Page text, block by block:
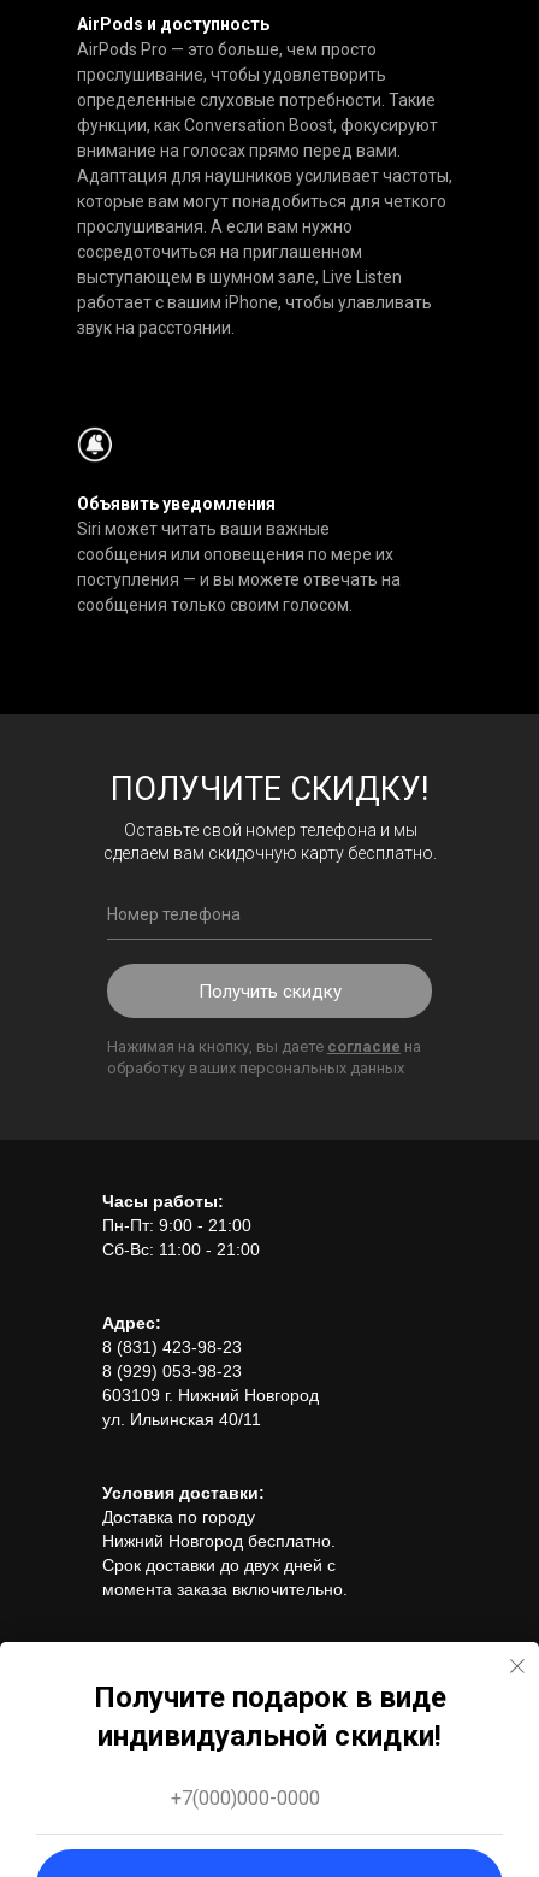
AirPods и доступность
AirPods Pro — это больше, чем просто
прослушивание, чтобы удовлетворить
определенные слуховые потребности. Такие
функции, как Conversation Boost, фокусируют
внимание на голосах прямо перед вами.
Адаптация для наушников усиливает частоты,
которые вам могут понадобиться для четкого
прослушивания. А если вам нужно
сосредоточиться на приглашенном
выступающем в шумном зале, Live Listen
работает с вашим iPhone, чтобы улавливать
звук на расстоянии.
Объявить уведомления
Siri может читать ваши важные
сообщения или оповещения по мере их
поступления — и вы можете отвечать на
сообщения только своим голосом.
Получите подарок в виде
индивидуальной скидки!
+7(000)000-0000
информацию и файлы cookies пользователей
для функционирования и повышения качества
ПОЛУЧИТЕ СКИДКУ!
Оставьте свой номер телефона и мы
сделаем вам скидочную карту бесплатно.
Нажимая на кнопку, вы даете согласие на
обработку ваших персональных данных
Получить скидку
Часы работы:
Пн-Пт: 9:00 - 21:00
Сб-Вс: 11:00 - 21:00
Адрес:
8 (831) 423-98-23
8 (929) 053-98-23
603109 г. Нижний Новгород
ул. Ильинская 40/11
Условия доставки:
Доставка по городу
Нижний Новгород бесплатно.
Срок доставки до двух дней с
момента заказа включительно.
Visa, Visa Electron
Mastercard, Maestro,
Мир, Оплата
Гарантия